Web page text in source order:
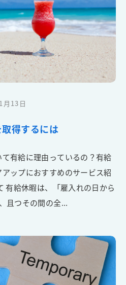
月13日
得するには
有給に理由っているの？有給
ップにおすすめのサービス紹
有給休暇は、「雇入れの日から
且つその間の全...